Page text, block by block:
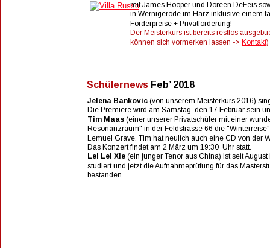
mit James Hooper und Doreen DeFeis
in Wernigerode im Harz inklusive einem
Förderpreise + Privatförderung!
Der Meisterkurs ist bereits restlos
können sich vormerken lassen -> Kontakt)
Schülernews Feb’ 2018
Jelena Bankovic (von unserem Meisterkurs 2016)
Die Premiere wird am Samstag, den 17 Februar sein
Tim Maas (einer unserer Privatschüler mit einer
Resonanzraum" in der Feldstrasse 66 die
Lemuel Grave. Tim hat neulich auch eine CD von der
Das Konzert findet am 2 März um 19:30  Uhr statt.
Lei Lei Xie (ein junger Tenor aus China) ist seit
studiert und jetzt die Aufnahmeprüfung für das
bestanden.